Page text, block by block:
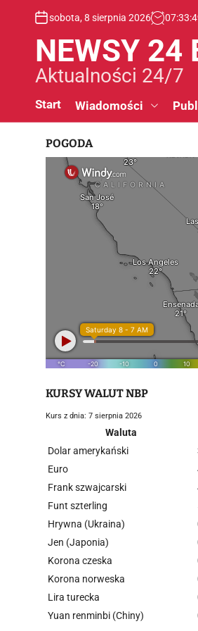
sobota, 8 sierpnia 2026 07:33:
NEWSY 24
Aktualności 24/7
Start Wiadomości
POGODA
KURSY WALUT NBP
Kurs z dnia: 7 sierpnia 2026
Waluta
Dolar amerykański
Euro
Frank szwajcarski
Funt szterling
Hrywna (Ukraina)
Jen (Japonia)
Korona czeska
Korona norweska
Lira turecka
Yuan renminbi (Chiny)